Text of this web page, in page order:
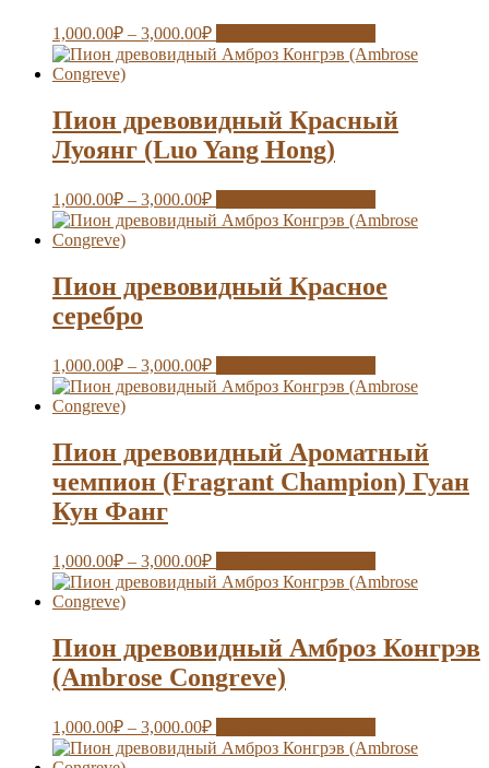
1,000.00₽ – 3,000.00₽
Пион древовидный Красный
Луоянг (Luo Yang Hong)
1,000.00₽ – 3,000.00₽
Пион древовидный Красное
серебро
1,000.00₽ – 3,000.00₽
Пион древовидный Ароматный
чемпион (Fragrant Champion) Гуан
Кун Фанг
1,000.00₽ – 3,000.00₽
Пион древовидный Амброз Конгрэв
(Ambrose Congreve)
1,000.00₽ – 3,000.00₽